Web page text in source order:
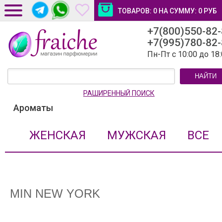
ТОВАРОВ: 0 НА СУММУ: 0 РУБ
ДОСТАВКА И ОПЛАТА
НОВОСТИ И СТАТЬИ
+7(800)550-
+7(995)780-
Пн-Пт с 10:00 до
НАЙТИ
РАШИРЕННЫЙ ПОИСК
Ароматы
ЖЕНСКАЯ МУЖСКАЯ ВСЕ
MIN NEW YORK